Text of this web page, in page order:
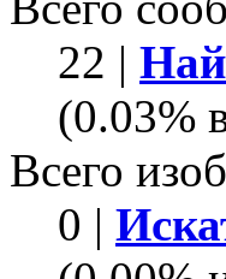
22 |
(0.03%
Всего
0 |